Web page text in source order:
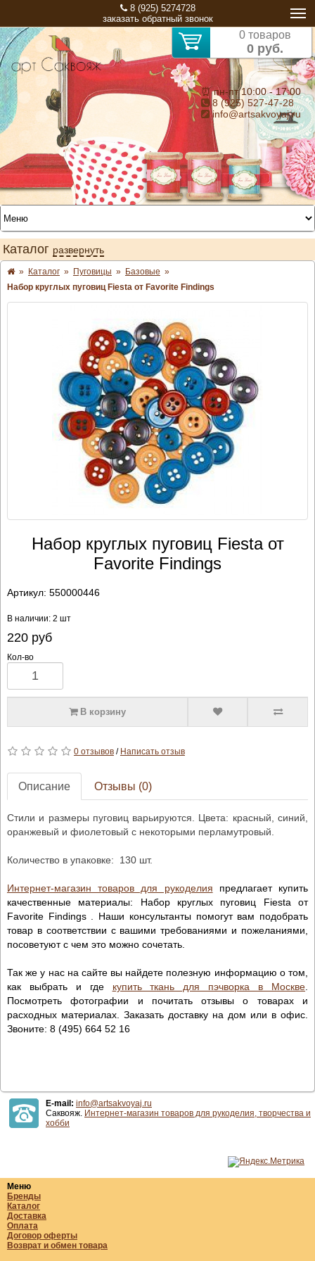
8 (925) 5274728
заказать обратный звонок
0 товаров
0 руб.
⏰ пн-пт 10:00 - 17:00
8 (925) 527-47-28
info@artsakvoyaj.ru
Каталог развернуть
» Каталог » Пуговицы » Базовые »
Набор круглых пуговиц Fiesta от Favorite Findings
Набор круглых пуговиц Fiesta от
Favorite Findings
Артикул: 550000446
В наличии: 2 шт
220руб
Кол-во
В корзину
0 отзывов/ Написать отзыв
Описание Отзывы (0)
Стили и размеры пуговиц варьируются. Цвета: красный, синий,
оранжевый и фиолетовый с некоторыми перламутровый.
Количество в упаковке: 130 шт.
Интернет-магазин товаров для рукоделия предлагает купить
качественные материалы: Набор круглых пуговиц Fiesta от
Favorite Findings . Наши консультанты помогут вам подобрать
товар в соответствии с вашими требованиями и пожеланиями,
посоветуют с чем это можно сочетать.
Так же у нас на сайте вы найдете полезную информацию о том,
как выбрать и где купить ткань для пэчворка в Москве
Посмотреть фотографии и почитать отзывы о товарах и
расходных материалах. Заказать доставку на дом или в офис.
Звоните: 8 (495) 664 52 16
E-mail: info@artsakvoyaj.ru
Саквояж. Интернет-магазин товаров для рукоделия, творчества и
хобби
Меню
Бренды
Каталог
Доставка
Оплата
Договор оферты
Возврат и обмен товара